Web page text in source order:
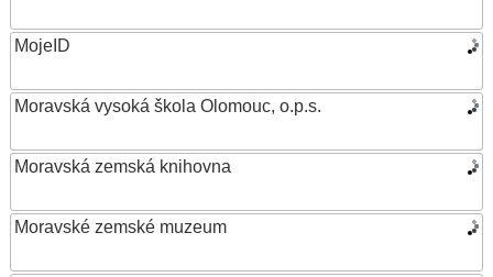
MojeID
Moravská vysoká škola Olomouc, o.p.s.
Moravská zemská knihovna
Moravské zemské muzeum